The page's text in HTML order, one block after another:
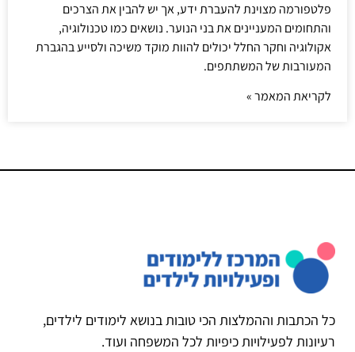
פלטפורמה מצוינת להעברת ידע, אך יש להבין את הצרכים
והתחומים המעניינים את בני הנוער. נושאים כמו טכנולוגיה,
אקולוגיה וחקר החלל יכולים להוות מוקד משיכה ולסייע בהגברת
המעורבות של המשתתפים.
לקריאת המאמר »
כל הכתבות וההמלצות הכי טובות בנושא לימודים לילדים,
רעיונות לפעילויות כיפיות לכל המשפחה ועוד.